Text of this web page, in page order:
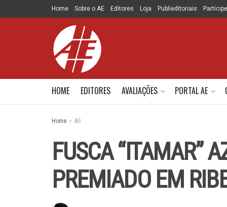
Home Sobre o AE Editores Loja Publieditoriais
HOME EDITORES AVALIAÇÕES PORTAL AE
Home AG
FUSCA “ITAMAR”
PREMIADO EM